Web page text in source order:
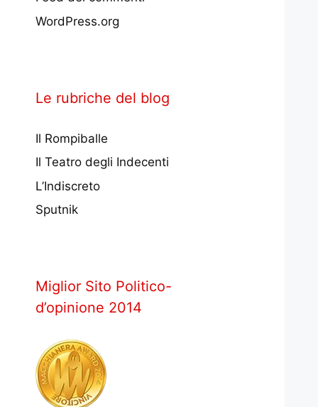
WordPress.org
Le rubriche del blog
Il Rompiballe
Il Teatro degli Indecenti
L’Indiscreto
Sputnik
Miglior Sito Politico-
d’opinione 2014